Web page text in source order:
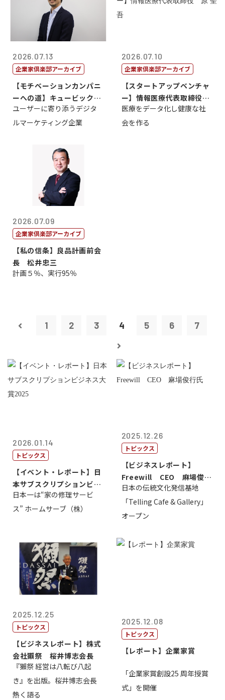
2026.07.13
企業家倶楽部アーカイブ
【モチベーションカンパニ
ーへの道】キュービック代
表取締役CE...
ユーザーに寄り添うデジタ
ルマーケティング企業
2026.07.10
企業家倶楽部アーカイブ
【スタートアップベンチャ
ー】情報医療代表取締役
原 聖吾
医療をデータ化し健康な社
会を作る
2026.07.09
企業家倶楽部アーカイブ
【私の信条】良品計画前会
長 松井忠三
計画５％、実行95％
1 2 3 4 5 6 7
2026.01.14
トピックス
【イベント・レポート】日
本サブスクリプションビジ
ネス大賞20...
日本一は“家の修理サービ
ス” ホームサーブ（株）
2025.12.26
トピックス
【ビジネスレポート】
Freewill CEO 麻場俊行
氏
日本の伝統文化発信基地
「Telling Cafe & Gallery」
オープン
2025.12.25
トピックス
【ビジネスレポート】株式
会社獺祭 桜井博志会長
『獺祭 経営は八転び八起
き』を出版。桜井博志会長
熱く語る
2025.12.08
トピックス
【レポート】企業家賞
「企業家賞創設25 周年授賞
式」を開催